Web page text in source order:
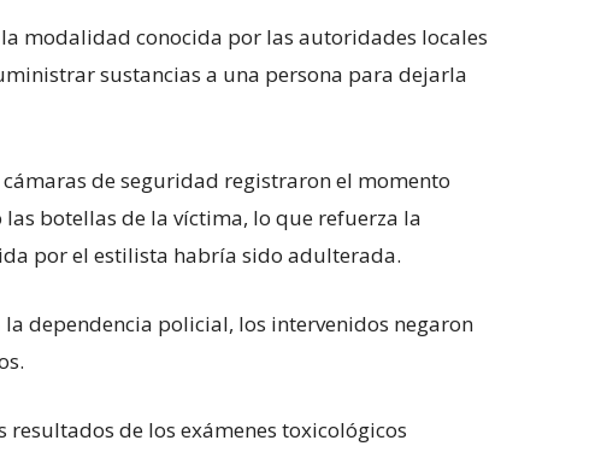
modalidad conocida por las autoridades locales
sustancias a una persona para dejarla
de seguridad registraron el momento
botellas de la víctima, lo que refuerza la
por el estilista habría sido adulterada.
dependencia policial, los intervenidos negaron
de los exámenes toxicológicos